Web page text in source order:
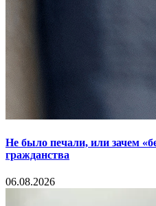
Не было печали, или зачем
гражданства
06.08.2026